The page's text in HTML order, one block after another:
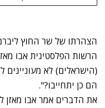
הצהרתו של שר החוץ
הרשות הפלסטינית אבו
(הישראלים) לא מעוניינים
הם כן יתחייבו?".
את הדברים אמר אבו מאזן